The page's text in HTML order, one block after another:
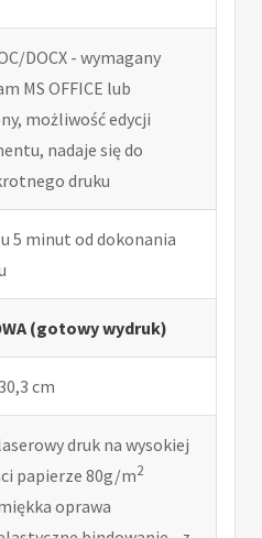
DOCX - wymagany
MS OFFICE lub
możliwość edycji
nadaje się do
druku
5 minut od dokonania
(gotowy wydruk)
cm
druk na wysokiej
papierze 80g/m2
oprawa